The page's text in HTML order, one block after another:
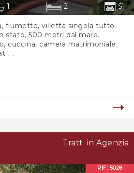
1 2 Sì
fiumetto, villetta singola tutto
stato, 500 metri dal mare.
cuccina, camera matrimoniale,
. .
Tratt. in Agenzia
RIF: 5028